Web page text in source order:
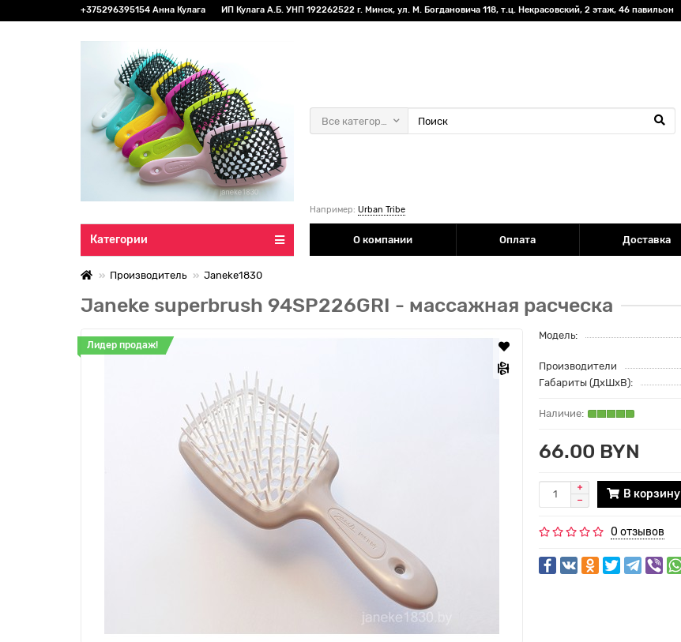
+375296395154 Анна Кулага ИП Кулага А.Б. УНП 192262522 г. Минск, ул. М. Богдановича 118, т.ц. Некрасовский, 2 этаж, 46 павильон
Все категории
Например: Urban Tribe
Категории О компании Оплата Доставка
Производитель Janeke1830
Janeke superbrush 94SP226GRI - массажная расческа
Лидер продаж!
Модель:
Производители
Габариты (ДхШхВ):
66.00 BYN
В корзину
0 отзывов